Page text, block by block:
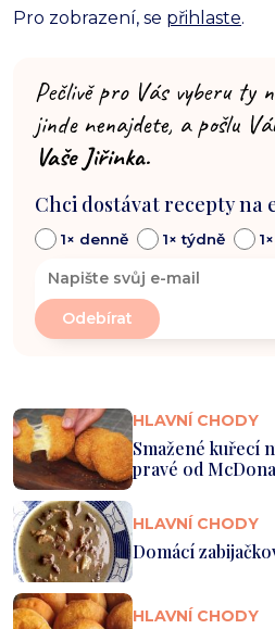
Pro zobrazení, se přihlaste.
Pečlivě pro Vás vyberu ty
jinde nenajdete, a pošlu
Vaše Jiřinka.
Chci dostávat recepty na
1× denně 1× týdně
HLAVNÍ CHODY
Smažené kuřecí
pravé od
HLAVNÍ CHODY
Domácí
HLAVNÍ CHODY